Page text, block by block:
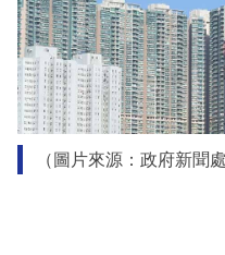
（圖片來源：政府新聞處